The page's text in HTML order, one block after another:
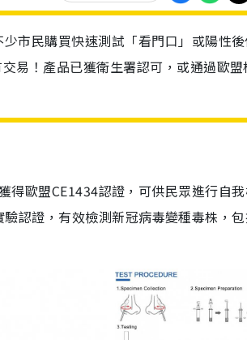
市民購買快速測試「看門口」或陽性
易！產品已獲衛生署認可，或通過歐盟
歐盟CE1434認證，可供民眾進行自
認證，有效檢測新冠病毒變種毒株，